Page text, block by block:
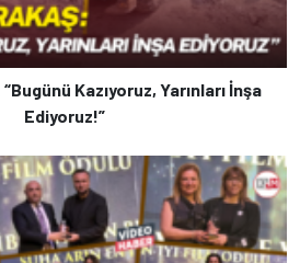
Kazıyoruz, Yarınları İnşa
Ediyoruz!”